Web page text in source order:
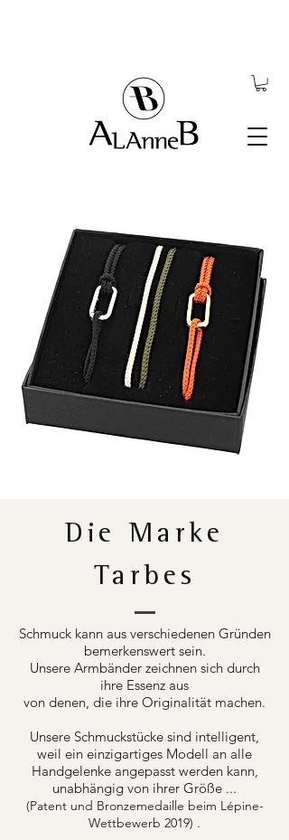
Die Marke
Tarbes
Schmuck kann aus verschiedenen Gründen
bemerkenswert sein.
Unsere Armbänder zeichnen sich durch
ihre Essenz aus
von denen, die ihre Originalität machen.
Unsere Schmuckstücke sind intelligent,
weil ein einzigartiges Modell an alle
Handgelenke angepasst werden kann,
unabhängig von ihrer Größe ...
(Patent und Bronzemedaille beim Lépine-
Wettbewerb 2019) .